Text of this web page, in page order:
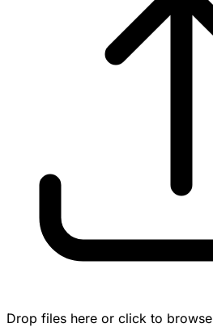
Drop files here or click to browse